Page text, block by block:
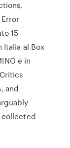
15
Italia al Box
e in
and
collected